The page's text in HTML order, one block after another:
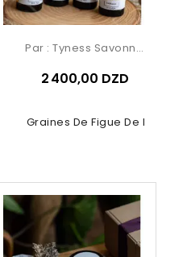
De Graines De Figue De Barbarie
Par : Tyness Savonnerie
2 400,00 DZD